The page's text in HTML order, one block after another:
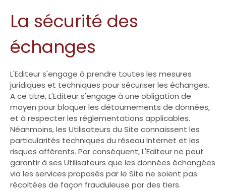
La sécurité des
échanges
L'Editeur s'engage à prendre toutes les mesures
juridiques et techniques pour sécuriser les échanges.
A ce titre, L'Editeur s'engage à une obligation de
moyen pour bloquer les détournements de données,
et à respecter les réglementations applicables.
Néanmoins, les Utilisateurs du Site connaissent les
particularités techniques du réseau Internet et les
risques afférents. Par conséquent, L'Editeur ne peut
garantir à ses Utilisateurs que les données échangées
via les services proposés par le Site ne soient pas
récoltées de façon frauduleuse par des tiers.